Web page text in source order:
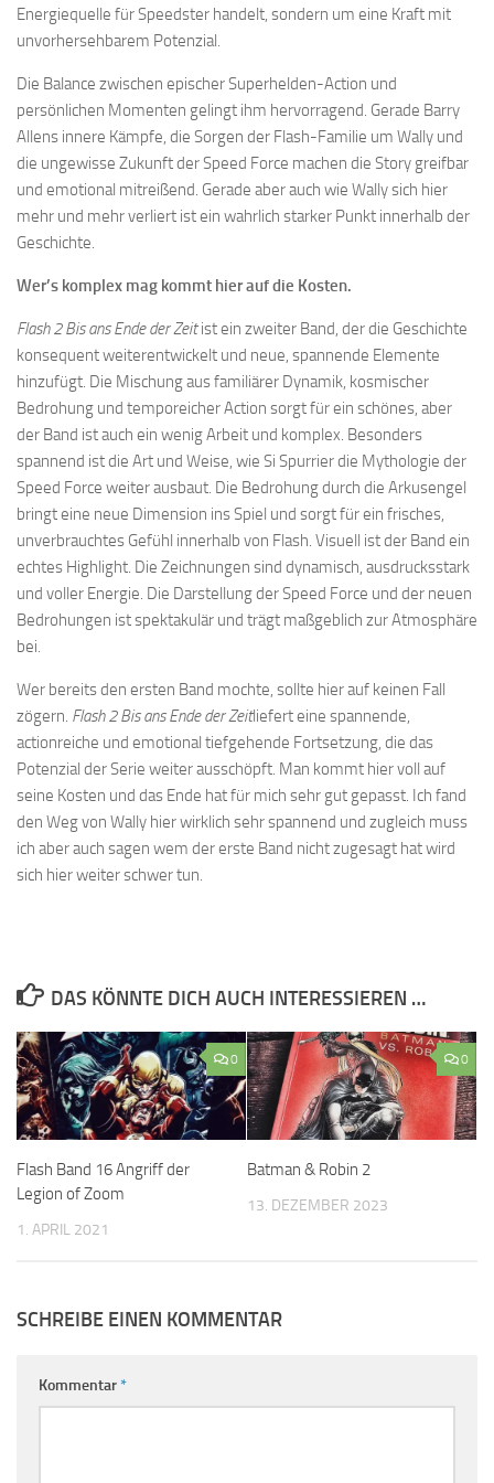
Energiequelle für Speedster handelt, sondern um eine Kraft mit
unvorhersehbarem Potenzial.
Die Balance zwischen epischer Superhelden-Action und
persönlichen Momenten gelingt ihm hervorragend. Gerade Barry
Allens innere Kämpfe, die Sorgen der Flash-Familie um Wally und
die ungewisse Zukunft der Speed Force machen die Story greifbar
und emotional mitreißend. Gerade aber auch wie Wally sich hier
mehr und mehr verliert ist ein wahrlich starker Punkt innerhalb der
Geschichte.
Wer’s komplex mag kommt hier auf die Kosten.
Flash 2 Bis ans Ende der Zeitist ein zweiter Band, der die Geschichte
konsequent weiterentwickelt und neue, spannende Elemente
hinzufügt. Die Mischung aus familiärer Dynamik, kosmischer
Bedrohung und temporeicher Action sorgt für ein schönes, aber
der Band ist auch ein wenig Arbeit und komplex. Besonders
spannend ist die Art und Weise, wie Si Spurrier die Mythologie der
Speed Force weiter ausbaut. Die Bedrohung durch die Arkusengel
bringt eine neue Dimension ins Spiel und sorgt für ein frisches,
unverbrauchtes Gefühl innerhalb von Flash. Visuell ist der Band ein
echtes Highlight. Die Zeichnungen sind dynamisch, ausdrucksstark
und voller Energie. Die Darstellung der Speed Force und der neuen
Bedrohungen ist spektakulär und trägt maßgeblich zur Atmosphäre
bei.
Wer bereits den ersten Band mochte, sollte hier auf keinen Fall
zögern. Flash 2 Bis ans Ende der Zeitliefert eine spannende,
actionreiche und emotional tiefgehende Fortsetzung, die das
Potenzial der Serie weiter ausschöpft. Man kommt hier voll auf
seine Kosten und das Ende hat für mich sehr gut gepasst. Ich fand
den Weg von Wally hier wirklich sehr spannend und zugleich muss
ich aber auch sagen wem der erste Band nicht zugesagt hat wird
sich hier weiter schwer tun.
DAS KÖNNTE DICH AUCH INTERESSIEREN …
0
Flash Band 16 Angriff der
Legion of Zoom
1. APRIL 2021
0
Batman & Robin 2
13. DEZEMBER 2023
SCHREIBE EINEN KOMMENTAR
Kommentar*